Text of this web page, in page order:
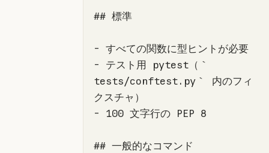
## 標準
-
すべての関数に型ヒントが必要
- テスト用 pytest（｀
tests/conftest.py｀ 内のフィ
-
## 一般的なコマンド